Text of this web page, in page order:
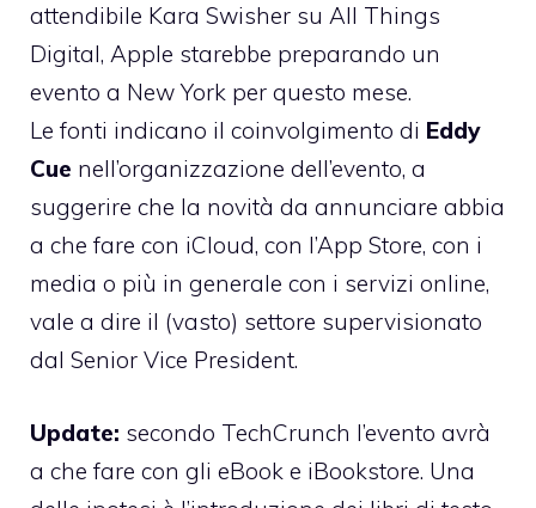
attendibile Kara Swisher su All Things
Digital, Apple starebbe preparando un
evento a New York per questo mese.
Le fonti indicano il coinvolgimento di Eddy
Cue nell’organizzazione dell’evento, a
suggerire che la novità da annunciare abbia
a che fare con iCloud, con l’App Store, con i
media o più in generale con i servizi online,
vale a dire il (vasto) settore supervisionato
dal Senior Vice President.
Update: secondo TechCrunch l’evento avrà
a che fare con gli eBook e iBookstore. Una